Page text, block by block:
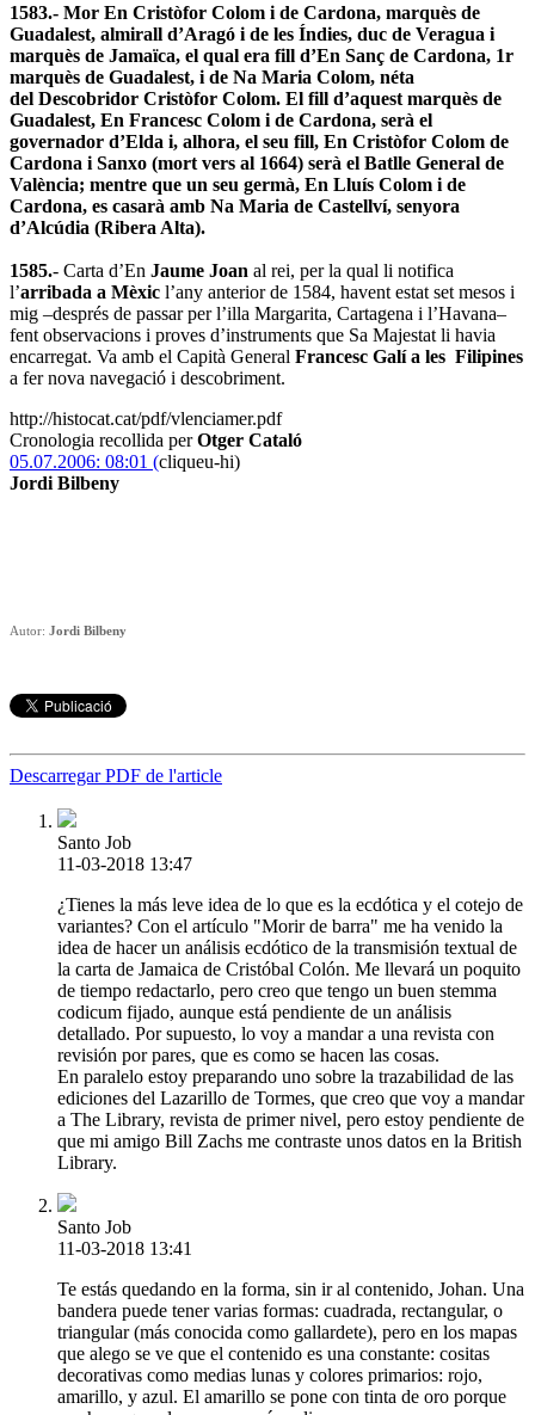
1583.- Mor En Cristòfor Colom i de Cardona, marquès de
Guadalest, almirall d’Aragó i de les Índies, duc de Veragua i
marquès de Jamaïca, el qual era fill d’En Sanç de Cardona, 1r
marquès de Guadalest, i de Na Maria Colom, néta
del Descobridor Cristòfor Colom. El fill d’aquest marquès de
Guadalest, En Francesc Colom i de Cardona, serà el
governador d’Elda i, alhora, el seu fill, En Cristòfor Colom de
Cardona i Sanxo (mort vers al 1664) serà el Batlle General de
València; mentre que un seu germà, En Lluís Colom i de
Cardona, es casarà amb Na Maria de Castellví, senyora
d’Alcúdia (Ribera Alta).
1585.- Carta d’En Jaume Joan al rei, per la qual li notifica
l’arribada a Mèxic l’any anterior de 1584, havent estat set mesos i
mig –després de passar per l’illa Margarita, Cartagena i l’Havana–
fent observacions i proves d’instruments que Sa Majestat li havia
encarregat. Va amb el Capità General Francesc Galí a les Filipines
a fer nova navegació i descobriment.
http://histocat.cat/pdf/vlenciamer.pdf
Cronologia recollida perOtger Cataló
05.07.2006: 08:01 (cliqueu-hi)
Jordi Bilbeny
Autor: Jordi Bilbeny
Descarregar PDF de l'article
Santo Job
11-03-2018 13:47
¿Tienes la más leve idea de lo que es la ecdótica y el cotejo de
variantes? Con el artículo "Morir de barra" me ha venido la
idea de hacer un análisis ecdótico de la transmisión textual de
la carta de Jamaica de Cristóbal Colón. Me llevará un poquito
de tiempo redactarlo, pero creo que tengo un buen stemma
codicum fijado, aunque está pendiente de un análisis
detallado. Por supuesto, lo voy a mandar a una revista con
revisión por pares, que es como se hacen las cosas.
En paralelo estoy preparando uno sobre la trazabilidad de las
ediciones del Lazarillo de Tormes, que creo que voy a mandar
a The Library, revista de primer nivel, pero estoy pendiente de
que mi amigo Bill Zachs me contraste unos datos en la British
Library.
Santo Job
11-03-2018 13:41
Te estás quedando en la forma, sin ir al contenido, Johan. Una
bandera puede tener varias formas: cuadrada, rectangular, o
triangular (más conocida como gallardete), pero en los mapas
que alego se ve que el contenido es una constante: cositas
decorativas como medias lunas y colores primarios: rojo,
amarillo, y azul. El amarillo se pone con tinta de oro porque